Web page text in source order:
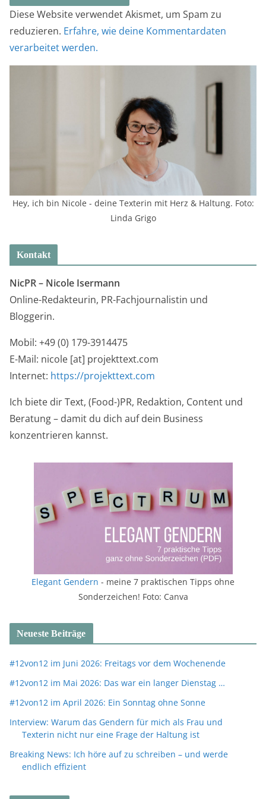
Diese Website verwendet Akismet, um Spam zu
reduzieren. Erfahre, wie deine Kommentardaten
verarbeitet werden.
Hey, ich bin Nicole - deine Texterin mit Herz & Haltung. Foto:
Linda Grigo
Kontakt
NicPR – Nicole Isermann
Online-Redakteurin, PR-Fachjournalistin und
Bloggerin.
Mobil: +49 (0) 179-3914475
E-Mail: nicole [at] projekttext.com
Internet: https://projekttext.com
Ich biete dir Text, (Food-)PR, Redaktion, Content und
Beratung – damit du dich auf dein Business
konzentrieren kannst.
Elegant Gendern - meine 7 praktischen Tipps ohne
Sonderzeichen! Foto: Canva
Neueste Beiträge
#12von12 im Juni 2026: Freitags vor dem Wochenende
#12von12 im Mai 2026: Das war ein langer Dienstag …
#12von12 im April 2026: Ein Sonntag ohne Sonne
Interview: Warum das Gendern für mich als Frau und
Texterin nicht nur eine Frage der Haltung ist
Breaking News: Ich höre auf zu schreiben – und werde
endlich effizient